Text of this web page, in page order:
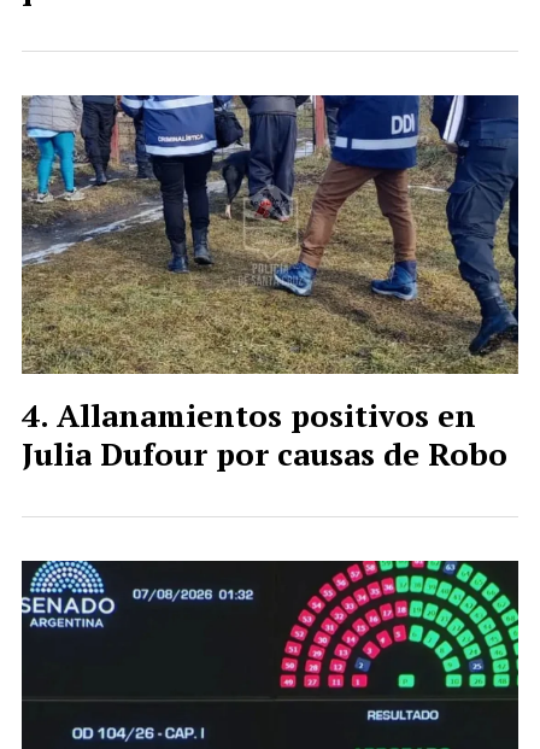
Allanamientos positivos en
Julia Dufour por causas de Robo